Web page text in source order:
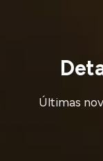
Últimas